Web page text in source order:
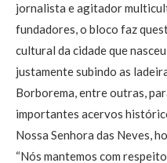
jornalista e agitador
fundadores, o bloco faz
cultural da cidade que
justamente subindo as
Borborema, entre outras,
importantes acervos
Nossa Senhora das Neves,
“Nós mantemos com